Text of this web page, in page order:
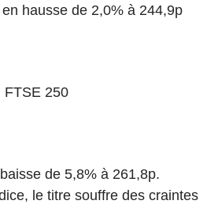
hausse de 2,0% à 244,9p
FTSE 250
de 5,8% à 261,8p.
le titre souffre des craintes